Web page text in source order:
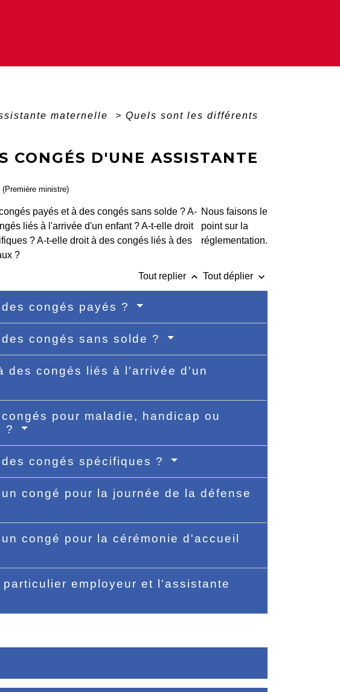
maternelle > Quels sont les différents
CONGÉS D'UNE ASSISTANTE
ministre)
payés et à des congés sans solde ? A-
liés à l'arrivée d'un enfant ? A-t-elle droit
? A-t-elle droit à des congés liés à des
?
Nous faisons le
point sur la
réglementation.
Tout replier keyboard_arrow_up Tout déplier keyboard_arrow_down
congés payés ?
congés sans solde ?
des congés liés à l'arrivée d'un
pour maladie, handicap ou
?
congés spécifiques ?
congé pour la journée de la défense
congé pour la cérémonie d'accueil
employeur et l'assistante